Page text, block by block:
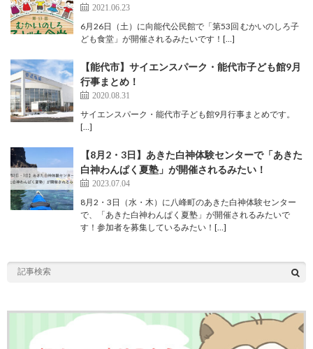
2021.06.23
6月26日（土）に向能代公民館で「第53回 むかいのしろ子
ども食堂」が開催されるみたいです！[…]
【能代市】サイエンスパーク・能代市子ども館9月
行事まとめ！
2020.08.31
サイエンスパーク・能代市子ども館9月行事まとめです。
[…]
【8月2・3日】あきた白神体験センターで「あきた
白神わんぱく夏塾」が開催されるみたい！
2023.07.04
8月2・3日（水・木）に八峰町のあきた白神体験センター
で、「あきた白神わんぱく夏塾」が開催されるみたいで
す！参加者を募集しているみたい！[…]